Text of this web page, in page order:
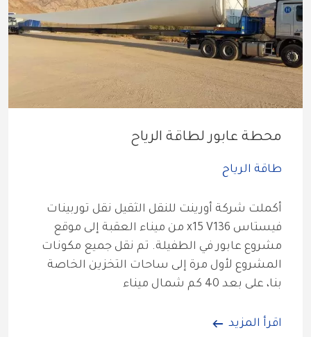
محطة عابور لطاقة الرياح
طاقة الرياح
أكملت شركة أورينت للنقل الثقيل نقل توربينات
فيستاس x15 V136 من ميناء العقبة إلى موقع
مشروع عابور في الطفيلة. تم نقل جميع مكونات
المشروع لأول مرة إلى ساحات التخزين الخاصة
بنا، على بعد 40 كم شمال ميناء
اقرأ المزيد